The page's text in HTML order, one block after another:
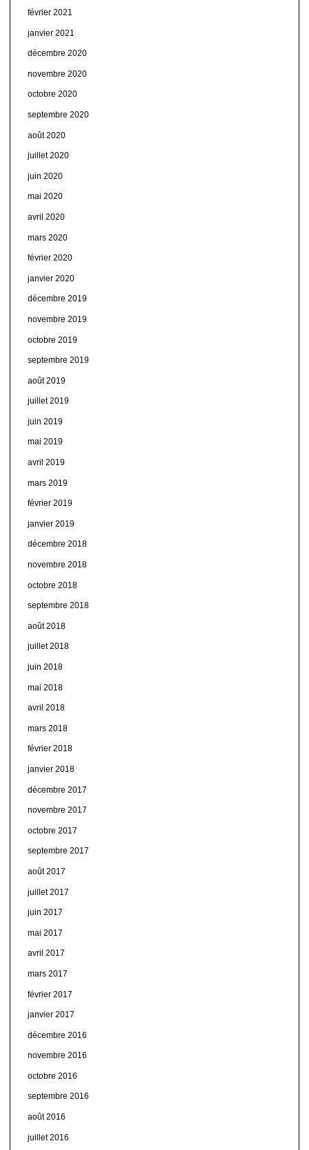
février 2021
janvier 2021
décembre 2020
novembre 2020
octobre 2020
septembre 2020
août 2020
juillet 2020
juin 2020
mai 2020
avril 2020
mars 2020
février 2020
janvier 2020
décembre 2019
novembre 2019
octobre 2019
septembre 2019
août 2019
juillet 2019
juin 2019
mai 2019
avril 2019
mars 2019
février 2019
janvier 2019
décembre 2018
novembre 2018
octobre 2018
septembre 2018
août 2018
juillet 2018
juin 2018
mai 2018
avril 2018
mars 2018
février 2018
janvier 2018
décembre 2017
novembre 2017
octobre 2017
septembre 2017
août 2017
juillet 2017
juin 2017
mai 2017
avril 2017
mars 2017
février 2017
janvier 2017
décembre 2016
novembre 2016
octobre 2016
septembre 2016
août 2016
juillet 2016